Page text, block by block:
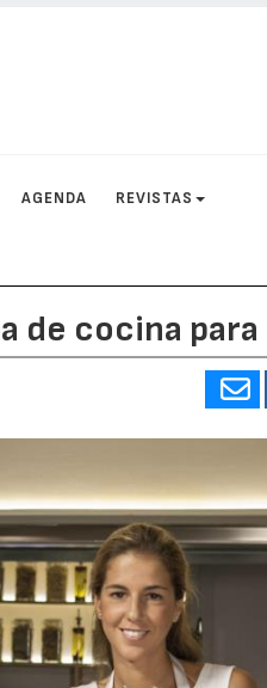
AGENDA REVISTAS
de cocina